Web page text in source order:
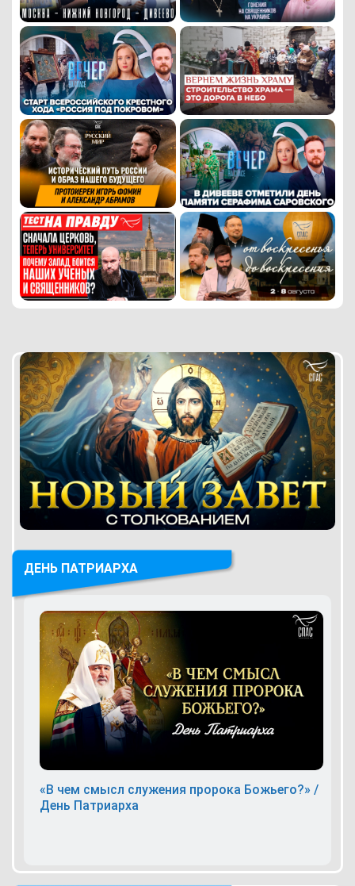
ДЕНЬ ПАТРИАРХА
«В чем смысл служения пророка Божьего?» /
День Патриарха